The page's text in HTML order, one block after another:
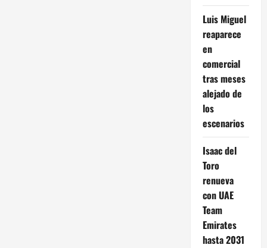
Luis Miguel
reaparece
en
comercial
tras meses
alejado de
los
escenarios
Isaac del
Toro
renueva
con UAE
Team
Emirates
hasta 2031